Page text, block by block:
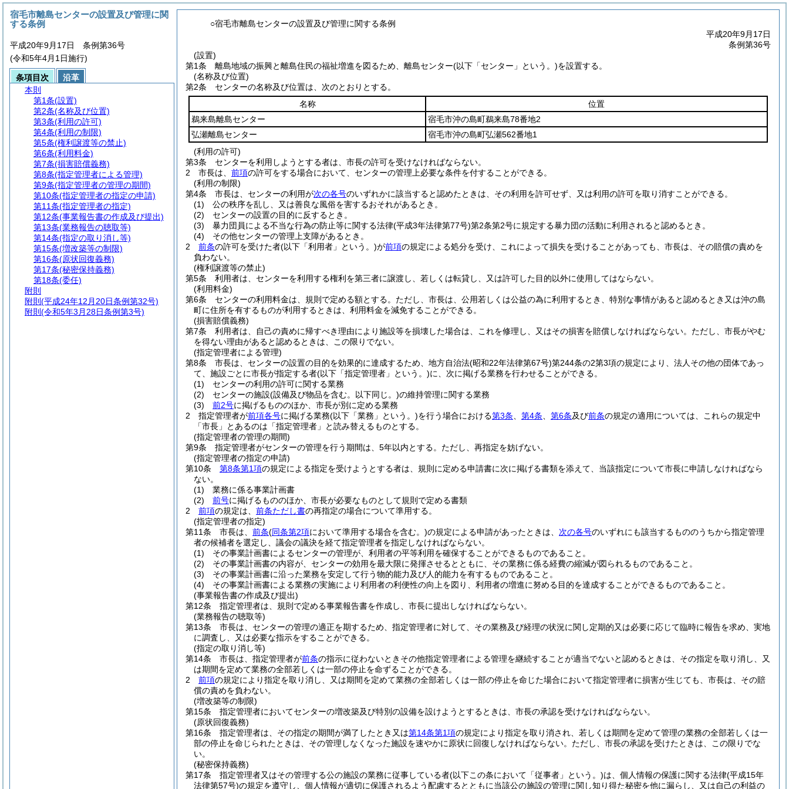
○宿毛市離島センターの設置及び管理に関する条例
平成20年9月17日
条例第36号
(設置)
第1条
離島地域の振興と離島住民の福祉増進を図るため、離島センター(以下「センター」という。)を設置する。
(名称及び位置)
第2条
センターの名称及び位置は、次のとおりとする。
名称
位置
鵜来島離島センター
宿毛市沖の島町鵜来島78番地2
弘瀬離島センター
宿毛市沖の島町弘瀬562番地1
(利用の許可)
第3条
センターを利用しようとする者は、市長の許可を受けなければならない。
2
市長は、 前項の許可をする場合において、センターの管理上必要な条件を付することができる。
(利用の制限)
第4条
市長は、センターの利用が次の各号のいずれかに該当すると認めたときは、その利用を許可せず、又は利用の許可を取り消すことができる。
(1)
公の秩序を乱し、又は善良な風俗を害するおそれがあるとき。
(2)
センターの設置の目的に反するとき。
(3)
暴力団員による不当な行為の防止等に関する法律(平成3年法律第77号)第2条第2号に規定する暴力団の活動に利用されると認めるとき。
(4)
その他センターの管理上支障があるとき。
2
前条の許可を受けた者(以下「利用者」という。)が前項の規定による処分を受け、これによって損失を受けることがあっても、市長は、その賠償の責めを
負わない。
(権利譲渡等の禁止)
第5条
利用者は、センターを利用する権利を第三者に譲渡し、若しくは転貸し、又は許可した目的以外に使用してはならない。
(利用料金)
第6条
センターの利用料金は、規則で定める額とする。 ただし、市長は、公用若しくは公益の為に利用するとき、特別な事情があると認めるとき又は沖の島
町に住所を有するものが利用するときは、利用料金を減免することができる。
(損害賠償義務)
第7条
利用者は、自己の責めに帰すべき理由により施設等を損壊した場合は、これを修理し、又はその損害を賠償しなければならない。 ただし、市長がやむ
を得ない理由があると認めるときは、この限りでない。
(指定管理者による管理)
第8条
市長は、センターの設置の目的を効果的に達成するため、地方自治法(昭和22年法律第67号)第244条の2第3項の規定により、法人その他の団体であっ
て、施設ごとに市長が指定する者(以下「指定管理者」という。)に、次に掲げる業務を行わせることができる。
(1)
センターの利用の許可に関する業務
(2)
センターの施設(設備及び物品を含む。以下同じ。)の維持管理に関する業務
(3)
前2号に掲げるもののほか、市長が別に定める業務
2
指定管理者が前項各号に掲げる業務(以下「業務」という。)を行う場合における第3条 第4条 第6条及び前条の規定の適用については、これらの規定中
「市長」とあるのは「指定管理者」と読み替えるものとする。
(指定管理者の管理の期間)
第9条
指定管理者がセンターの管理を行う期間は、5年以内とする。 ただし、再指定を妨げない。
(指定管理者の指定の申請)
第10条
第8条第1項の規定による指定を受けようとする者は、規則に定める申請書に次に掲げる書類を添えて、当該指定について市長に申請しなければなら
ない。
(1)
業務に係る事業計画書
(2)
前号に掲げるもののほか、市長が必要なものとして規則で定める書類
2
前項の規定は、 前条ただし書の再指定の場合について準用する。
(指定管理者の指定)
第11条
市長は、 前条(同条第2項において準用する場合を含む。)の規定による申請があったときは、 次の各号のいずれにも該当するもののうちから指定管理
者の候補者を選定し、議会の議決を経て指定管理者を指定しなければならない。
(1)
その事業計画書によるセンターの管理が、利用者の平等利用を確保することができるものであること。
(2)
その事業計画書の内容が、センターの効用を最大限に発揮させるとともに、その業務に係る経費の縮減が図られるものであること。
(3)
その事業計画書に沿った業務を安定して行う物的能力及び人的能力を有するものであること。
(4)
その事業計画書による業務の実施により利用者の利便性の向上を図り、利用者の増進に努める目的を達成することができるものであること。
(事業報告書の作成及び提出)
第12条
指定管理者は、規則で定める事業報告書を作成し、市長に提出しなければならない。
(業務報告の聴取等)
第13条
市長は、センターの管理の適正を期するため、指定管理者に対して、その業務及び経理の状況に関し定期的又は必要に応じて臨時に報告を求め、実地
に調査し、又は必要な指示をすることができる。
(指定の取り消し等)
第14条
市長は、指定管理者が前条の指示に従わないときその他指定管理者による管理を継続することが適当でないと認めるときは、その指定を取り消し、又
は期間を定めて業務の全部若しくは一部の停止を命ずることができる。
2
前項の規定により指定を取り消し、又は期間を定めて業務の全部若しくは一部の停止を命じた場合において指定管理者に損害が生じても、市長は、その賠
償の責めを負わない。
(増改築等の制限)
第15条
指定管理者においてセンターの増改築及び特別の設備を設けようとするときは、市長の承認を受けなければならない。
(原状回復義務)
第16条
指定管理者は、その指定の期間が満了したとき又は第14条第1項の規定により指定を取り消され、若しくは期間を定めて管理の業務の全部若しくは一
部の停止を命じられたときは、その管理しなくなった施設を速やかに原状に回復しなければならない。 ただし、市長の承認を受けたときは、この限りでな
い。
(秘密保持義務)
第17条
指定管理者又はその管理する公の施設の業務に従事している者(以下この条において「従事者」という。)は、個人情報の保護に関する法律(平成15年
法律第57号)の規定を遵守し、個人情報が適切に保護されるよう配慮するとともに当該公の施設の管理に関し知り得た秘密を他に漏らし、又は自己の利益の
宿毛市離島センターの設置及び管理に関
する条例
平成20年9月17日 条例第36号
(令和5年4月1日施行)
条項目次
沿革
本則
第1条(設置)
第2条(名称及び位置)
第3条(利用の許可)
第4条(利用の制限)
第5条(権利譲渡等の禁止)
第6条(利用料金)
第7条(損害賠償義務)
第8条(指定管理者による管理)
第9条(指定管理者の管理の期間)
第10条(指定管理者の指定の申請)
第11条(指定管理者の指定)
第12条(事業報告書の作成及び提出)
第13条(業務報告の聴取等)
第14条(指定の取り消し等)
第15条(増改築等の制限)
第16条(原状回復義務)
第17条(秘密保持義務)
第18条(委任)
附則
附則 (平成24年12月20日条例第32号)
附則 (令和5年3月28日条例第3号)